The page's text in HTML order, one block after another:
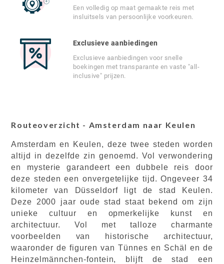
Een volledig op maat gemaakte reis met
insluitsels van persoonlijke voorkeuren.
Exclusieve aanbiedingen
Exclusieve aanbiedingen voor snelle
boekingen met transparante en vaste "all-
inclusive" prijzen.
Routeoverzicht - Amsterdam naar Keulen
Amsterdam en Keulen, deze twee steden worden
altijd in dezelfde zin genoemd. Vol verwondering
en mysterie garandeert een dubbele reis door
deze steden een onvergetelijke tijd. Ongeveer 34
kilometer van Düsseldorf ligt de stad Keulen.
Deze 2000 jaar oude stad staat bekend om zijn
unieke cultuur en opmerkelijke kunst en
architectuur. Vol met talloze charmante
voorbeelden van historische architectuur,
waaronder de figuren van Tünnes en Schäl en de
Heinzelmännchen-fontein, blijft de stad een